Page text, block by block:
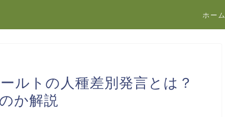
ホーム
ルトの人種差別発言とは？
か解説